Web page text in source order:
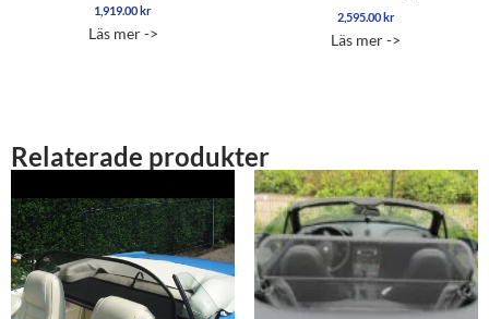
Betygsatt
av 5
1,919.00kr
Läs mer ->
2,595.00kr
Läs mer ->
Relaterade produkter